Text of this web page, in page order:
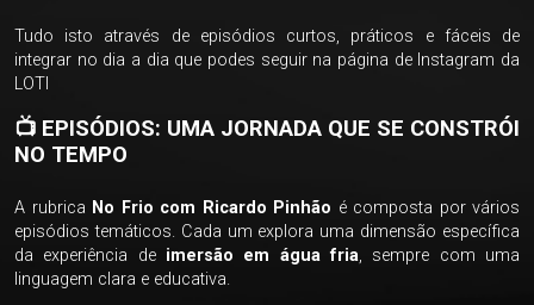
Tudo isto através de episódios curtos, práticos e fáceis de
integrar no dia a dia que podes seguir na página de Instagram da
LOTI
📺 EPISÓDIOS: UMA JORNADA QUE SE CONSTRÓI
NO TEMPO
A rubrica No Frio com Ricardo Pinhão é composta por vários
episódios temáticos. Cada um explora uma dimensão específica
da experiência de imersão em água fria, sempre com uma
linguagem clara e educativa.